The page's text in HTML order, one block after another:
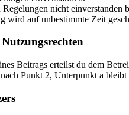
nicht
wird auf unbestimmte Zeit
Beitrags erteilst du dem
Punkt 2, Unterpunkt a